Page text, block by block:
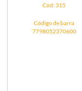
Cód: 315
Código de barra
7798052370600